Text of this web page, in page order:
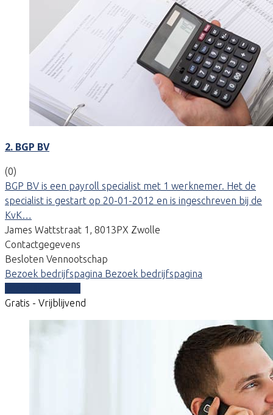
2. BGP BV
(0)
BGP BV is een payroll specialist met 1 werknemer. Het de
specialist is gestart op 20-01-2012 en is ingeschreven bij de
KvK…
James Wattstraat 1, 8013PX Zwolle
Contactgegevens
Besloten Vennootschap
Bezoek bedrijfspagina Bezoek bedrijfspagina
Gratis - Vrijblijvend